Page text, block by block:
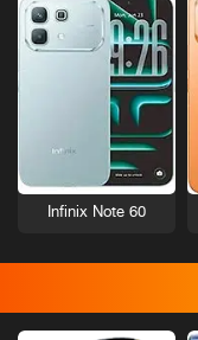
Infinix Note 60